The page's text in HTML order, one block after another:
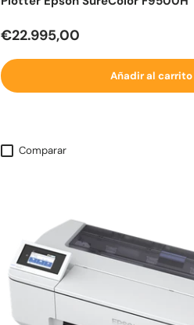
Precio normal
€22.995,00
Añadir al carrito
Comparar